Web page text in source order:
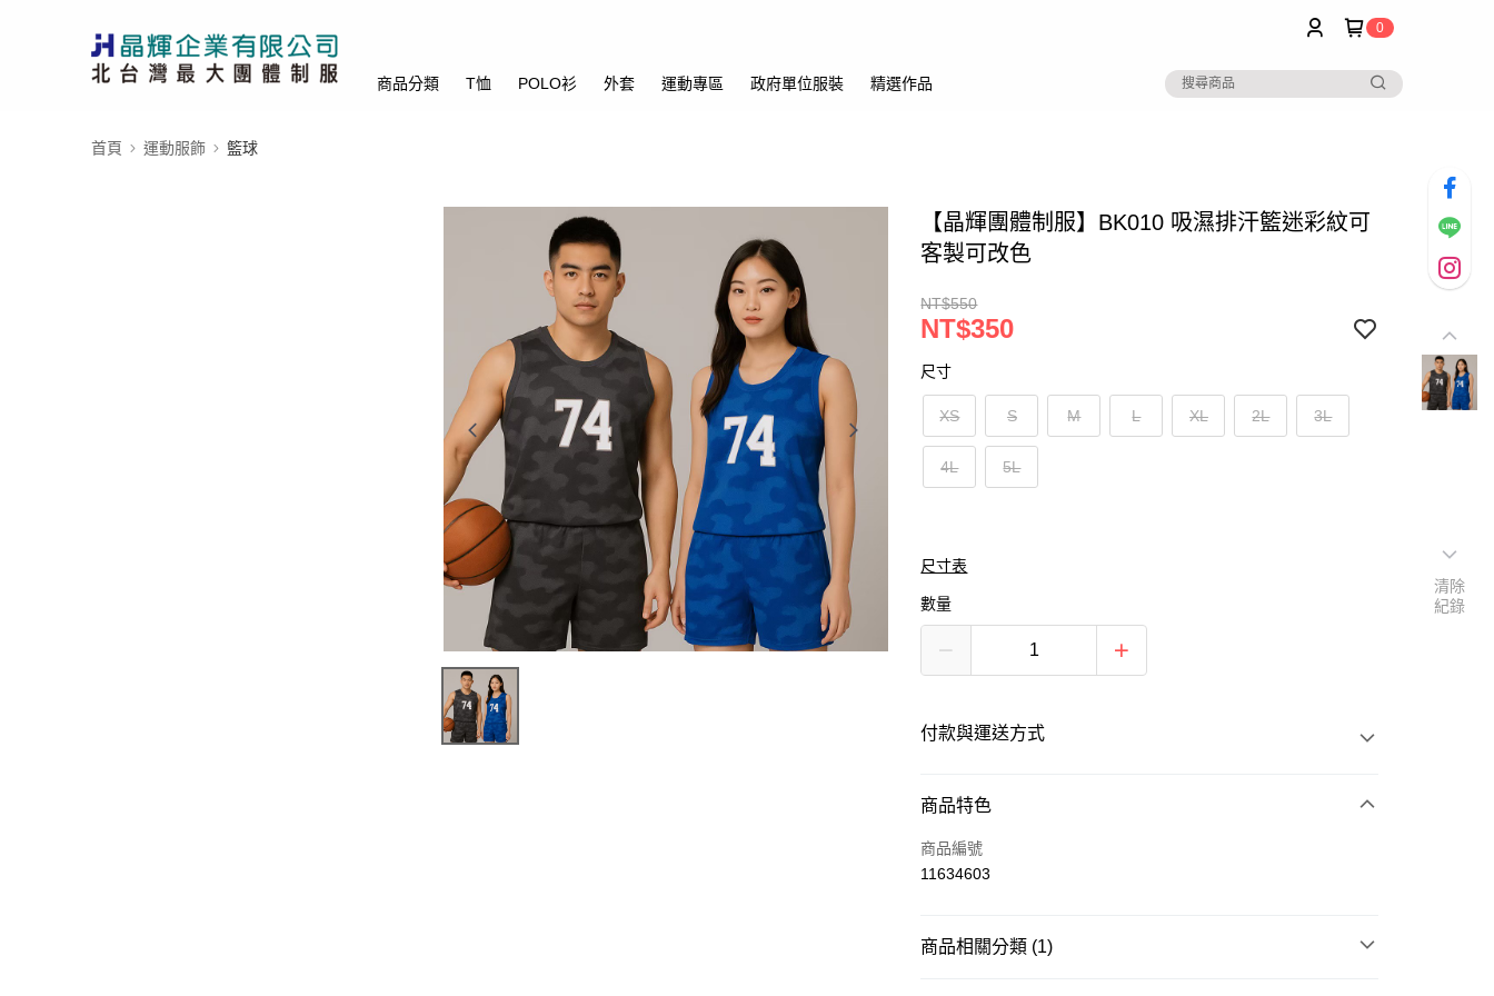
0
商品分類 T恤 POLO衫 外套 運動專區 政府單位服裝 精選作品
首頁 運動服飾 籃球
【晶輝團體制服】BK010 吸濕排汗籃迷彩紋可
客製可改色
NT$550
NT$350
尺寸
XS S M L XL 2L 3L
4L 5L
尺寸表
數量
付款與運送方式
付款方式
信用卡一次付款
黑貓
商品特色
商品編號
11634603
商品相關分類 (1)
清除
紀錄